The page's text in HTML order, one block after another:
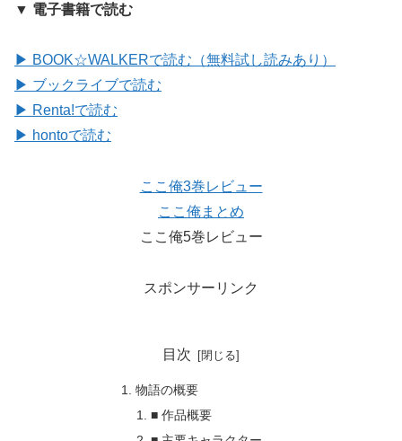
▼ 電子書籍で読む
▶ BOOK☆WALKERで読む（無料試し読みあり）
▶ ブックライブで読む
▶ Renta!で読む
▶ hontoで読む
ここ俺3巻レビュー
ここ俺まとめ
ここ俺5巻レビュー
スポンサーリンク
目次
物語の概要
■ 作品概要